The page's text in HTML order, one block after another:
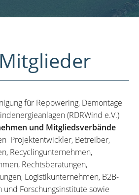
für Repowering, Demontage
(RDRWind e.V.)
und Mitgliedsverbände
Projektentwickler, Betreiber,
Recyclingunternehmen,
Rechtsberatungen,
Logistikunternehmen, B2B-
und Forschungsinstitute sowie